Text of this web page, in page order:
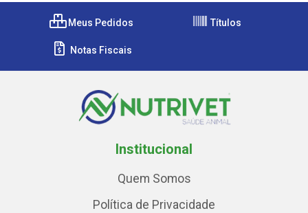
Meus Pedidos Títulos
Notas Fiscais
Institucional
Quem Somos
Política de Privacidade